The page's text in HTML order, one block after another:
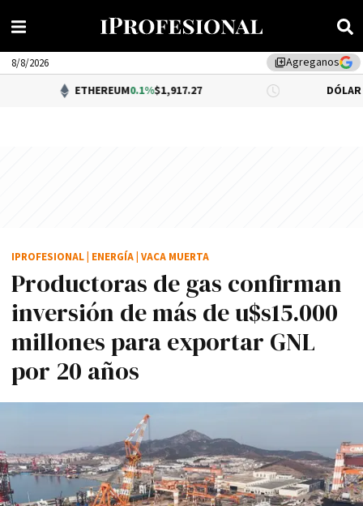
library_addAgreganos
8/8/2026
ETHEREUM 0.1%$1,917.27 DÓLAR BNA
Productoras de gas confirman
inversión de más de u$s15.000
millones para exportar GNL
por 20 años
IPROFESIONAL ENERGÍA VACA MUERTA